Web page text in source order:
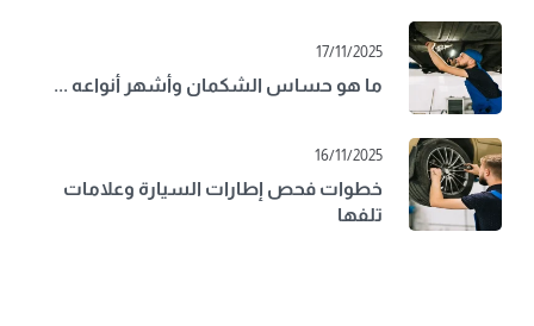
17/11/2025
ما هو حساس الشكمان وأشهر أنواعه ...
16/11/2025
خطوات فحص إطارات السيارة وعلامات
تلفها